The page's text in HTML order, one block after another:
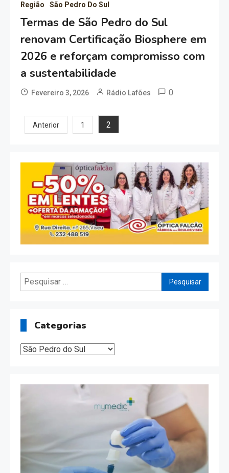
Região São Pedro Do Sul
Termas de São Pedro do Sul
renovam Certificação Biosphere em
2026 e reforçam compromisso com
a sustentabilidade
Fevereiro 3, 2026 Rádio Lafões 0
Paginação
conteúdos
Anterior 1 2
Pesquisar
por:
Categorias
Categorias